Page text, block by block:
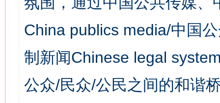
China publics media/中国
制新闻Chinese legal
公众/民众/公民之间的和谐